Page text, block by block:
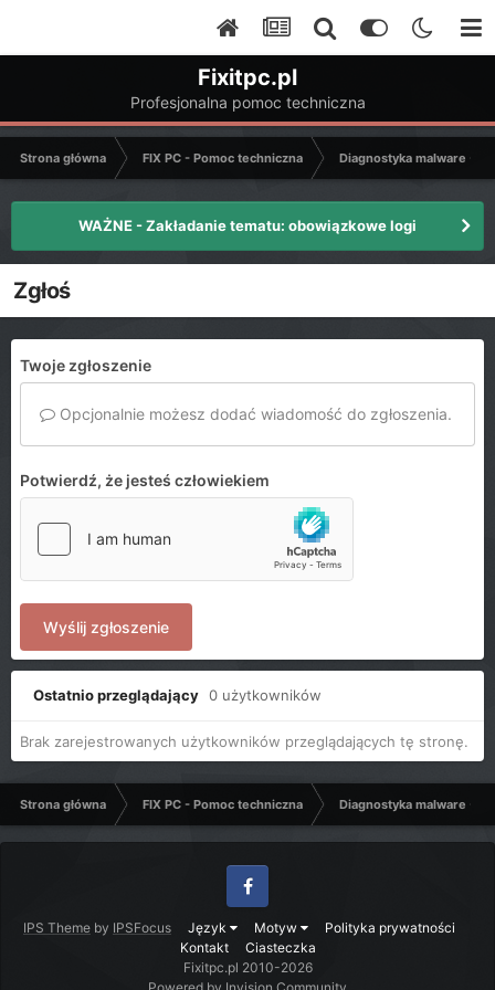
Fixitpc.pl
Profesjonalna pomoc techniczna
Strona główna FIX PC - Pomoc techniczna Diagnostyka malware -
WAŻNE - Zakładanie tematu: obowiązkowe logi
Zgłoś
Twoje zgłoszenie
Opcjonalnie możesz dodać wiadomość do zgłoszenia.
Potwierdź, że jesteś człowiekiem
Wyślij zgłoszenie
Ostatnio przeglądający 0 użytkowników
Brak zarejestrowanych użytkowników przeglądających tę stronę.
Strona główna FIX PC - Pomoc techniczna Diagnostyka malware -
IPS Theme by IPSFocus Język Motyw
Polityka prywatności
Kontakt
Ciasteczka
Facebook
Fixitpc.pl 2010-2026